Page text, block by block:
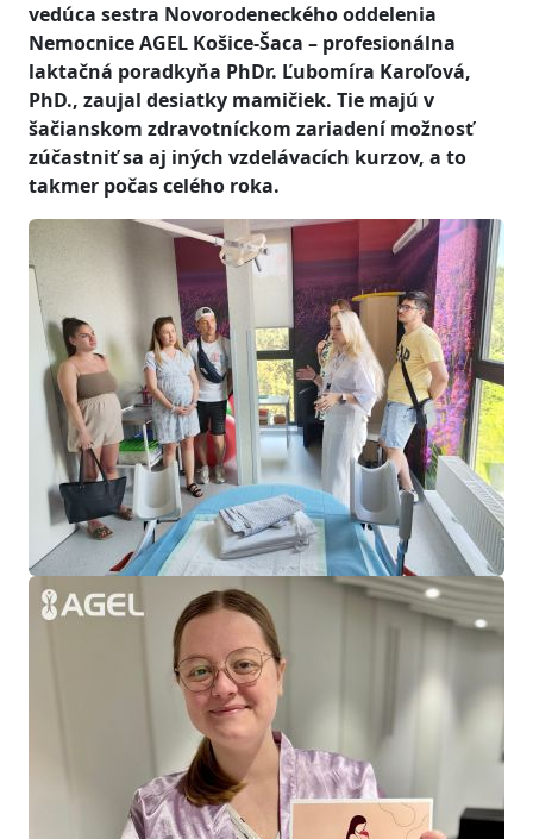
vedúca sestra Novorodeneckého oddelenia
Nemocnice AGEL Košice-Šaca – profesionálna
laktačná poradkyňa PhDr. Ľubomíra Karoľová,
PhD., zaujal desiatky mamičiek. Tie majú v
šačianskom zdravotníckom zariadení možnosť
zúčastniť sa aj iných vzdelávacích kurzov, a to
takmer počas celého roka.